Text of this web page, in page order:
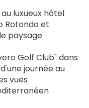
luxueux hôtel
Rotondo et
paysage
Golf Club" dans
journée au
vues